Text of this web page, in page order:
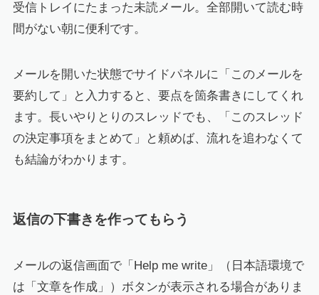
受信トレイにたまった未読メール。全部開いて読む時
間がない朝に便利です。
メールを開いた状態でサイドパネルに「このメールを
要約して」と入力すると、要点を箇条書きにしてくれ
ます。長いやりとりのスレッドでも、「このスレッド
の決定事項をまとめて」と頼めば、流れを追わなくて
も結論がわかります。
返信の下書きを作ってもらう
メールの返信画面で「Help me write」（日本語環境で
は「文章を作成」）ボタンが表示される場合がありま